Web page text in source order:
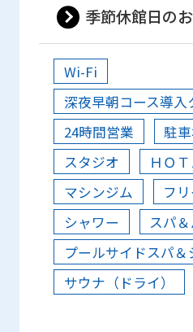
季節休館日の
Wi-Fi
深夜早朝コース導入
24時間営業
駐
スタジオ
ＨＯ
マシンジム
フ
シャワー
スパ
プールサイドスパ＆
サウナ（ドライ）